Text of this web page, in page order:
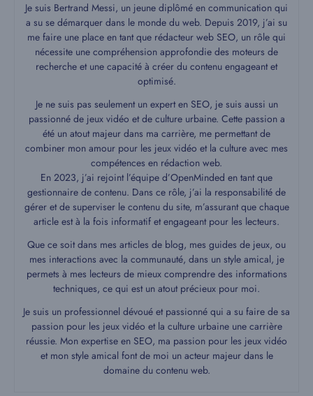
Je suis Bertrand Messi, un jeune diplômé en communication qui
a su se démarquer dans le monde du web. Depuis 2019, j’ai su
me faire une place en tant que rédacteur web SEO, un rôle qui
nécessite une compréhension approfondie des moteurs de
recherche et une capacité à créer du contenu engageant et
optimisé.
Je ne suis pas seulement un expert en SEO, je suis aussi un
passionné de jeux vidéo et de culture urbaine. Cette passion a
été un atout majeur dans ma carrière, me permettant de
combiner mon amour pour les jeux vidéo et la culture avec mes
compétences en rédaction web.
En 2023, j’ai rejoint l’équipe d’OpenMinded en tant que
gestionnaire de contenu. Dans ce rôle, j’ai la responsabilité de
gérer et de superviser le contenu du site, m’assurant que chaque
article est à la fois informatif et engageant pour les lecteurs.
Que ce soit dans mes articles de blog, mes guides de jeux, ou
mes interactions avec la communauté, dans un style amical, je
permets à mes lecteurs de mieux comprendre des informations
techniques, ce qui est un atout précieux pour moi.
Je suis un professionnel dévoué et passionné qui a su faire de sa
passion pour les jeux vidéo et la culture urbaine une carrière
réussie. Mon expertise en SEO, ma passion pour les jeux vidéo
et mon style amical font de moi un acteur majeur dans le
domaine du contenu web.